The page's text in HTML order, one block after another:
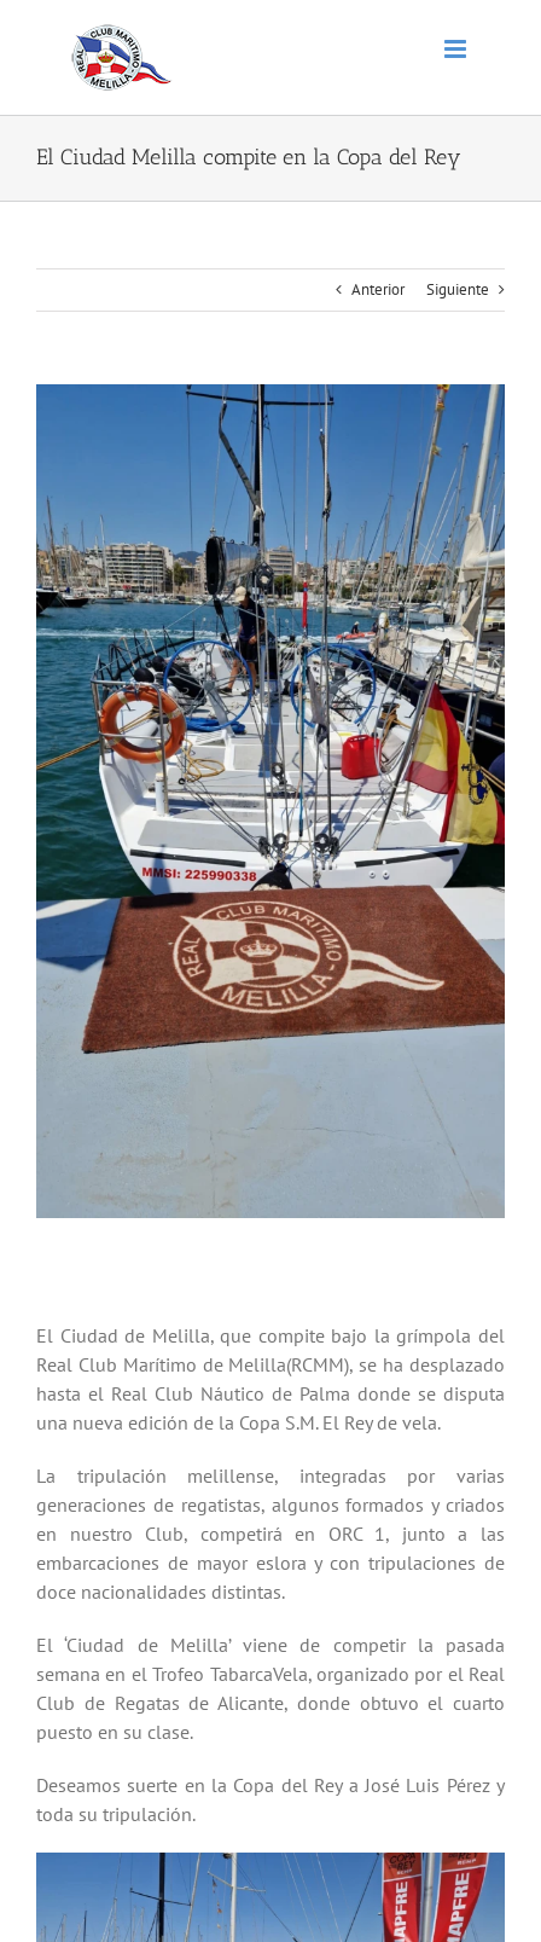
El Ciudad Melilla compite en la Copa del Rey
Anterior Siguiente
El Ciudad de Melilla, que compite bajo la grímpola del
Real Club Marítimo de Melilla(RCMM), se ha desplazado
hasta el Real Club Náutico de Palma donde se disputa
una nueva edición de la Copa S.M. El Rey de vela.
La tripulación melillense, integradas por varias
generaciones de regatistas, algunos formados y criados
en nuestro Club, competirá en ORC 1, junto a las
embarcaciones de mayor eslora y con tripulaciones de
doce nacionalidades distintas.
El ‘Ciudad de Melilla’ viene de competir la pasada
semana en el Trofeo TabarcaVela, organizado por el Real
Club de Regatas de Alicante, donde obtuvo el cuarto
puesto en su clase.
Deseamos suerte en la Copa del Rey a José Luis Pérez y
toda su tripulación.